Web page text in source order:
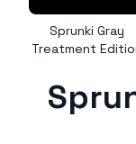
Sprunki Gray
Treatment